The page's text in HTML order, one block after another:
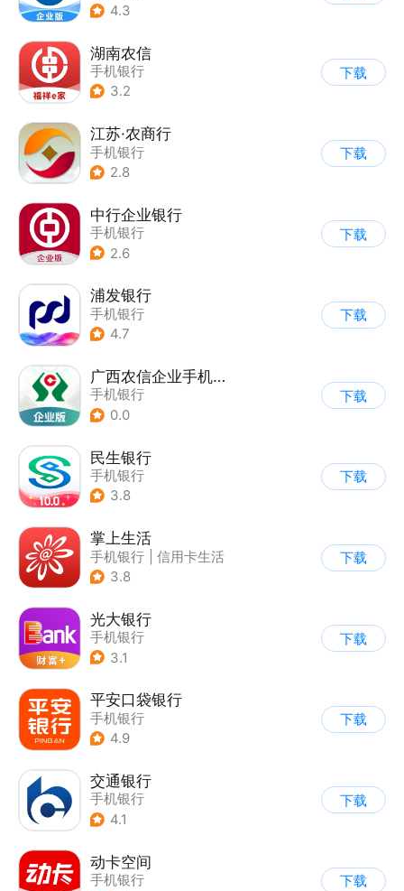
4.3
湖南农信
手机银行
3.2
下载
江苏·农商行
手机银行
2.8
下载
中行企业银行
手机银行
2.6
下载
浦发银行
手机银行
4.7
下载
广西农信企业手机银行
手机银行
0.0
下载
民生银行
手机银行
3.8
下载
掌上生活
手机银行
信用卡生活
3.8
下载
光大银行
手机银行
3.1
下载
平安口袋银行
手机银行
4.9
下载
交通银行
手机银行
4.1
下载
动卡空间
手机银行
下载